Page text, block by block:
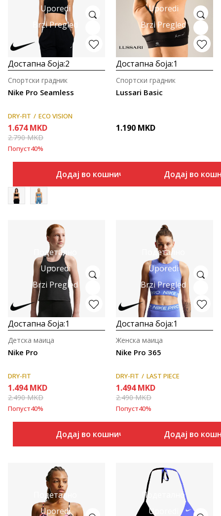
Uporedi
Brzi Pregled
Достапна боја:2
Nike Pro Seamless
Спортски градник
DRY-FIT ECO VISION
1.674 MKD
2.790MKD
Попуст40%
Додај во кошничка
Uporedi
Brzi Pregled
Достапна боја:1
Lussari Basic
Спортски градник
1.190 MKD
Додај во
Подетално
Uporedi
Brzi Pregled
Достапна боја:1
Nike Pro
Детска маица
DRY-FIT
1.494 MKD
2.490MKD
Попуст40%
Додај во кошничка
Подетално
Uporedi
Brzi Pregled
Достапна боја:1
Nike Pro 365
Женска маица
DRY-FIT LAST PIECE
1.494 MKD
2.490MKD
Попуст40%
Додај во
Подетално
Uporedi
Подетално
Uporedi